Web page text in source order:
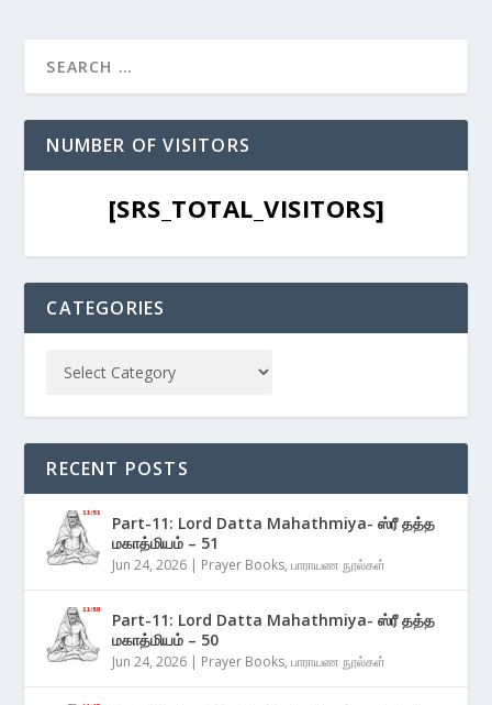
NUMBER OF VISITORS
[SRS_TOTAL_VISITORS]
CATEGORIES
RECENT POSTS
Part-11: Lord Datta Mahathmiya- ஸ்ரீ தத்த
மகாத்மியம் – 51
Jun 24, 2026 | Prayer Books,பாராயண நூல்கள்
Part-11: Lord Datta Mahathmiya- ஸ்ரீ தத்த
மகாத்மியம் – 50
Jun 24, 2026 | Prayer Books,பாராயண நூல்கள்